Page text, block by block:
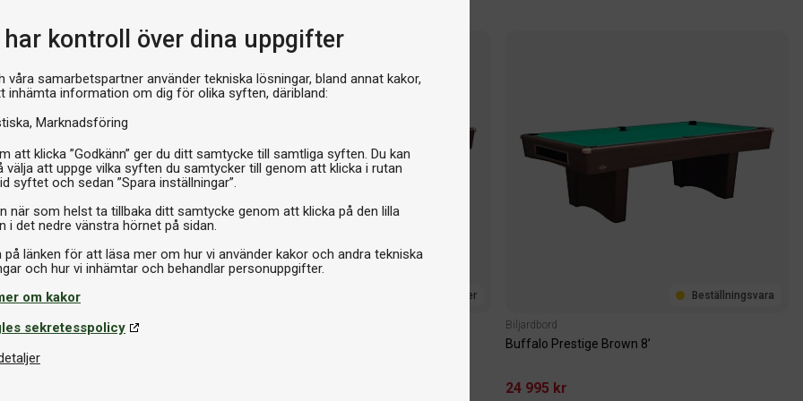
har kontroll över dina uppgifter
våra samarbetspartner använder tekniska lösningar, bland annat kakor,
inhämta information om dig för olika syften, däribland:
Marknadsföring
att klicka ”Godkänn” ger du ditt samtycke till samtliga syften. Du kan
välja att uppge vilka syften du samtycker till genom att klicka i rutan
syftet och sedan ”Spara inställningar”.
när som helst ta tillbaka ditt samtycke genom att klicka på den lilla
i det nedre vänstra hörnet på sidan.
på länken för att läsa mer om hur vi använder kakor och andra tekniska
om kakor
sekretesspolicy
Kampanj
I lager
Plus 8'
kr I lager Beställningsvara
Biljardbord
Buffalo Prestige Brown 8’
24 995 kr